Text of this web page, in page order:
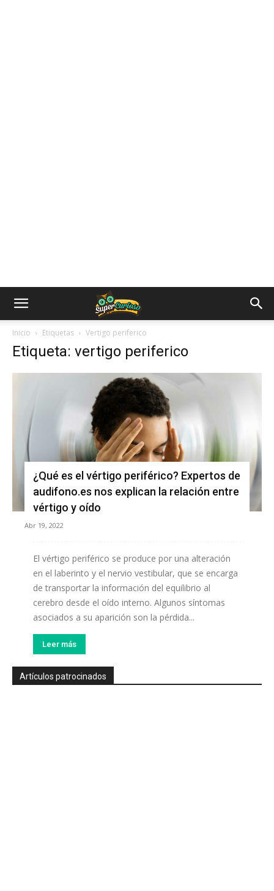
Inicio Etiquetas Vertigo periferico
Etiqueta: vertigo periferico
¿Qué es el vértigo periférico? Expertos de
audifono.es nos explican la relación entre
vértigo y oído
Abr 19, 2022
El vértigo periférico se produce por una alteración
en el laberinto y el nervio vestibular, que se encarga
de transportar la información del equilibrio al
cerebro desde el oído interno. Algunos síntomas
asociados a su aparición son la pérdida...
Leer más
Artículos patrocinados